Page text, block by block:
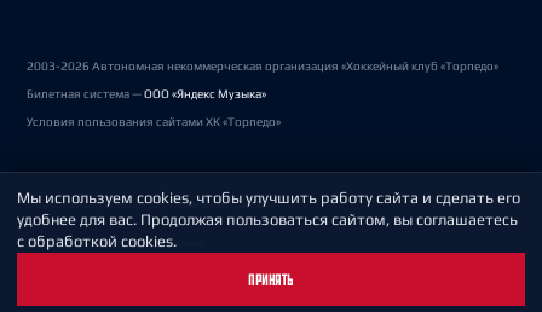
2003-2026 Автономная некоммерческая организация «Хоккейный клуб «Торпедо»
Билетная система —ООО «Яндекс Музыка»
Условия пользования сайтами ХК «Торпедо»
Политика обработки персональных данных
Пользовательское соглашение
Мы используем cookies, чтобы улучшить работу сайта и сделать его
удобнее для вас. Продолжая пользоваться сайтом, вы соглашаетесь
с обработкой cookies.
ПРИНЯТЬ